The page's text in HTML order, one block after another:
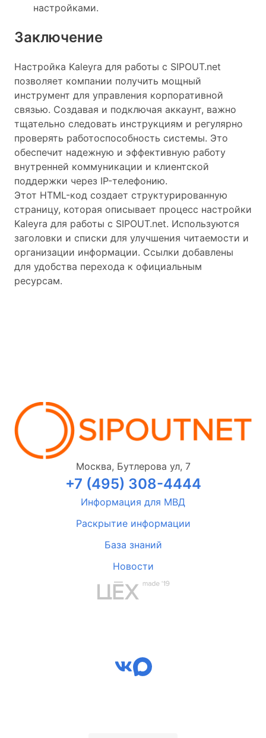
настройками.
Заключение
Настройка Kaleyra для работы с SIPOUT.net
позволяет компании получить мощный
инструмент для управления корпоративной
связью. Создавая и подключая аккаунт, важно
тщательно следовать инструкциям и регулярно
проверять работоспособность системы. Это
обеспечит надежную и эффективную работу
внутренней коммуникации и клиентской
поддержки через IP-телефонию.
Этот HTML-код создает структурированную
страницу, которая описывает процесс настройки
Kaleyra для работы с SIPOUT.net. Используются
заголовки и списки для улучшения читаемости и
организации информации. Ссылки добавлены
для удобства перехода к официальным
ресурсам.
Москва, Бутлерова ул, 7
+7 (495) 308-4444
Информация для МВД
Раскрытие информации
База знаний
Новости